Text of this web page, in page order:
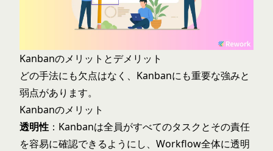
Kanbanのメリットとデメリット
どの手法にも欠点はなく、Kanbanにも重要な強みと
弱点があります。
Kanbanのメリット
透明性 ：Kanbanは全員がすべてのタスクとその責任
を容易に確認できるようにし、Workflow全体に透明